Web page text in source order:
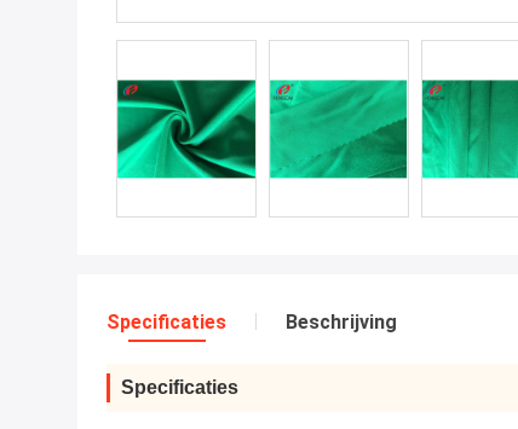
Specificaties Beschrijving
Specificaties